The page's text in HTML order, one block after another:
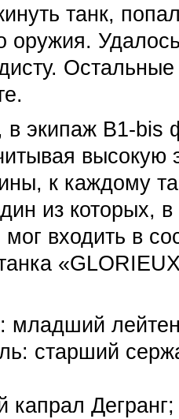
танк,
оружия.
в экипаж B1-
высокую
к каждому
из которых, в
входить в
младший
старший
капрал Дегранг;